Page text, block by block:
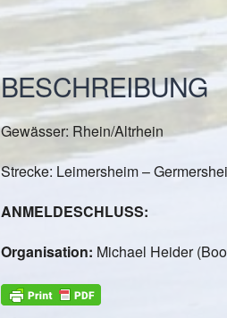
BESCHREIBUNG
Gewässer: Rhein/Altrhein
Strecke: Leimersheim –
ANMELDESCHLUSS:
Organisation: Michael Heider